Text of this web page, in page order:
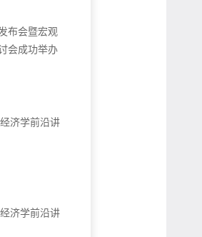
布会暨宏观
会成功举办
济学前沿讲
济学前沿讲